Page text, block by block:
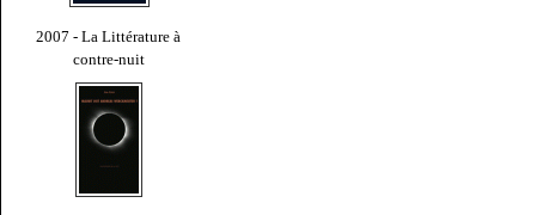
2007 - La Littérature à
contre-nuit